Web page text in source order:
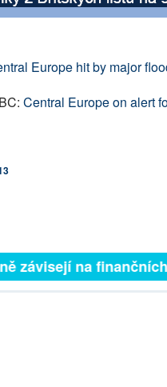
Europe hit by major
Central Europe on alert
závisejí na